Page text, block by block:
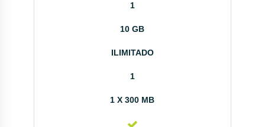
1
10 GB
ILIMITADO
1
1 X 300 MB